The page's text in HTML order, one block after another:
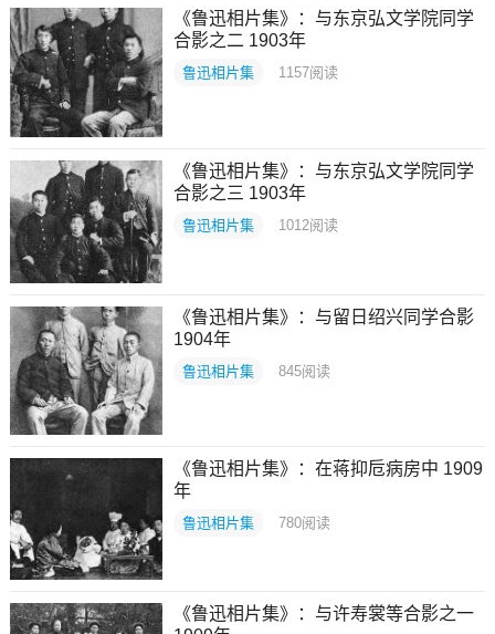
《鲁迅相片集》：与东京弘文学院同学
合影之二 1903年
鲁迅相片集 1157阅读
《鲁迅相片集》：与东京弘文学院同学
合影之三 1903年
鲁迅相片集 1012阅读
《鲁迅相片集》：与留日绍兴同学合影
1904年
鲁迅相片集 845阅读
《鲁迅相片集》：在蒋抑卮病房中 1909
年
鲁迅相片集 780阅读
《鲁迅相片集》：与许寿裳等合影之一